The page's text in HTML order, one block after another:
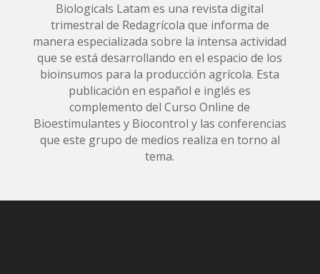
Biologicals Latam es una revista digital
trimestral de Redagrícola que informa de
manera especializada sobre la intensa actividad
que se está desarrollando en el espacio de los
bioinsumos para la producción agrícola. Esta
publicación en español e inglés es
complemento del Curso Online de
Bioestimulantes y Biocontrol y las conferencias
que este grupo de medios realiza en torno al
tema.